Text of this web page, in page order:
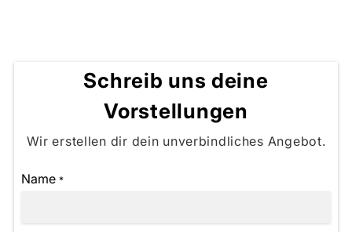
Schreib uns deine
Vorstellungen
Wir erstellen dir dein unverbindliches Angebot.
Name *